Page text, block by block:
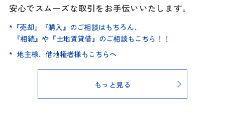
安心でスムーズな取引をお手伝いいたします。
*『売却』『購入』のご相談はもちろん、
『相続』や『土地賃貸借』のご相談もこちら！！
* 地主様、借地権者様もこちらへ
もっと見る